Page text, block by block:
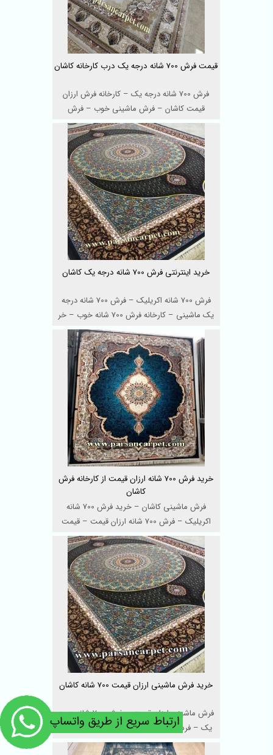
قیمت فرش 700 شانه درجه یک درب کارخانه کاشان
فرش 700 شانه درجه یک – کارخانه فرش ارزان
قیمت کاشان – فرش ماشینی خوب – فرش
دستباف ...
خرید اینترنتی فرش 700 شانه درجه یک کاشان
فرش 700 شانه اکریلیک – فرش 700 شانه درجه
یک ماشینی – کارخانه فرش 700 شانه خوب – خر
...
خرید فرش 700 شانه ارزان قیمت از کارخانه فرش
کاشان
فرش ماشینی کاشان – خرید فرش 700 شانه
اکریلیک – فرش 700 شانه ارزان قیمت – قیمت
فرش ...
خرید فرش ماشینی ارزان قیمت 700 شانه کاشان
فرش ماشینی ارزان قیمت – فرش 700 شانه درجه
یک – فرش ارزان کاشان – خرید فرش ماشینی ا
...